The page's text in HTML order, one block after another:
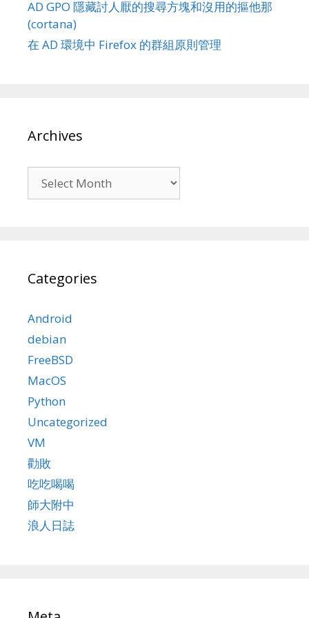
AD GPO 隱藏討人厭的搜尋方塊和沒用的摳他那
(cortana)
在 AD 環境中 Firefox 的群組原則管理
Archives
Categories
Android
debian
FreeBSD
MacOS
Python
Uncategorized
VM
勸敗
吃吃喝喝
師大附中
浪人日誌